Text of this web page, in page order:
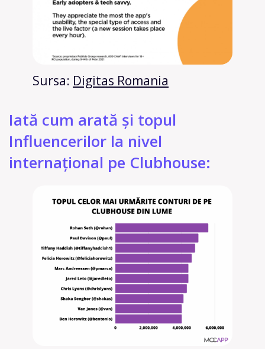
Sursa: Digitas Romania
Iată cum arată și topul
Influencerilor la nivel
internațional pe Clubhouse: